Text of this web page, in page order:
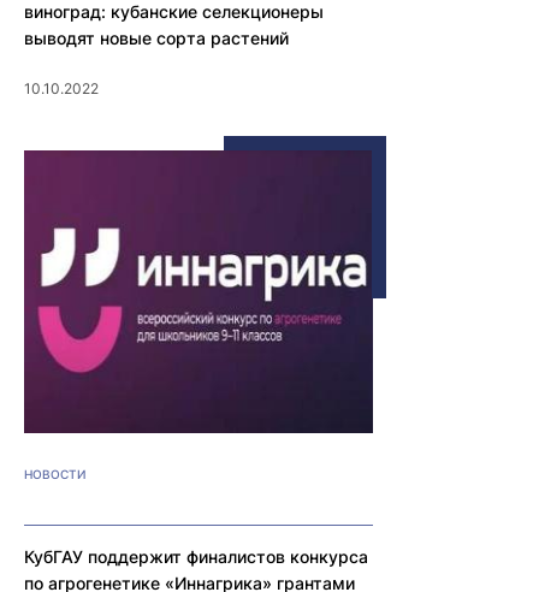
виноград: кубанские селекционеры
выводят новые сорта растений
10.10.2022
НОВОСТИ
КубГАУ поддержит финалистов конкурса
по агрогенетике «Иннагрика» грантами